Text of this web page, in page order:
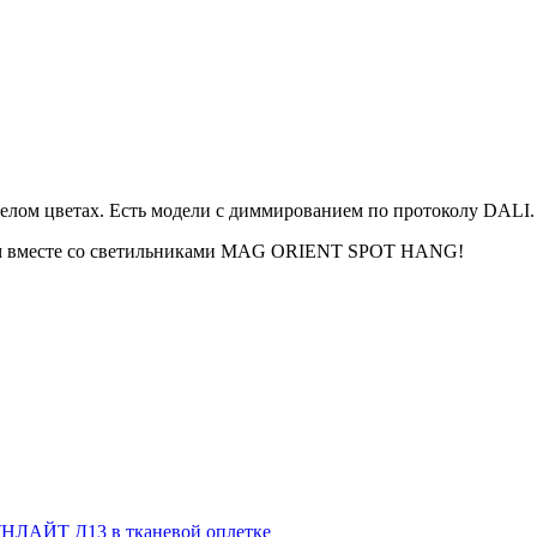
цветах. Есть модели с диммированием по протоколу DALI.
вместе со светильниками MAG ORIENT SPOT HANG!
Д13 в тканевой оплетке